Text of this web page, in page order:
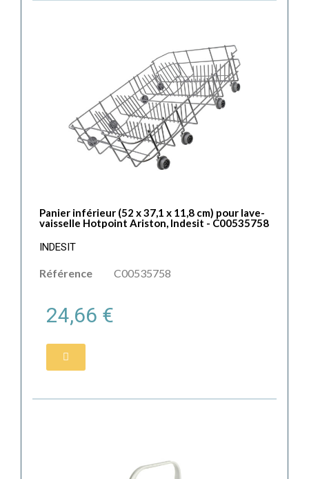
Panier inférieur (52 x 37,1 x 11,8 cm) pour lave-
vaisselle Hotpoint Ariston, Indesit - C00535758
INDESIT
Référence C00535758
24,66 €